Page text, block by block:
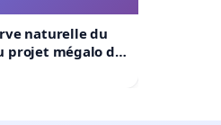
naturelle du
projet mégalo du